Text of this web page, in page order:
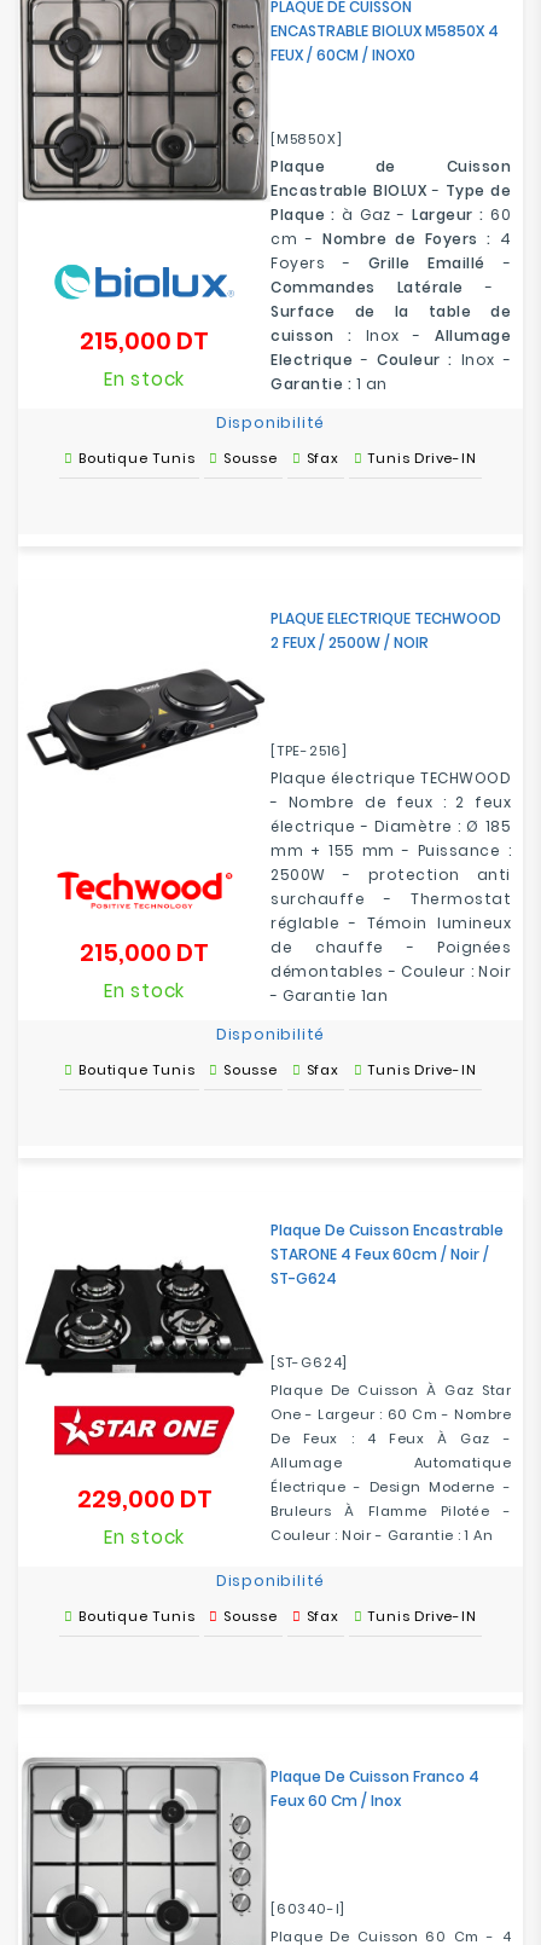
PLAQUE DE CUISSON
ENCASTRABLE BIOLUX M5850X 4
FEUX / 60CM / INOX0
[M5850X]
Plaque de Cuisson
Encastrable BIOLUX - Type de
Plaque : à Gaz -Largeur : 60
cm - Nombre de Foyers : 4
Foyers - Grille Emaillé
-
Commandes Latérale -
Surface de la table de
cuisson : Inox - Allumage
Electrique - Couleur : Inox -
Garantie : 1 an
215,000 DT
En stock
Disponibilité
Boutique Tunis Sousse Sfax Tunis Drive-IN
PLAQUE ELECTRIQUE TECHWOOD
2 FEUX / 2500W / NOIR
[TPE-2516]
Plaque électrique TECHWOOD
- Nombre de feux : 2 feux
électrique - Diamètre : Ø 185
mm + 155 mm - Puissance :
2500W - protection anti
surchauffe - Thermostat
réglable - Témoin lumineux
de chauffe - Poignées
démontables - Couleur : Noir
- Garantie 1an
215,000 DT
En stock
Disponibilité
Boutique Tunis Sousse Sfax Tunis Drive-IN
Plaque De Cuisson Encastrable
STARONE 4 Feux 60cm / Noir /
ST-G624
[ST-G624]
Plaque De Cuisson À Gaz Star
One - Largeur : 60 Cm - Nombre
De Feux : 4 Feux À Gaz -
Allumage Automatique
Électrique - Design Moderne -
Bruleurs À Flamme Pilotée -
Couleur : Noir - Garantie : 1 An
229,000 DTPrix
En stock
Disponibilité
Boutique Tunis Sousse Sfax Tunis Drive-IN
Plaque De Cuisson Franco 4
Feux 60 Cm / Inox
[60340-I]
Plaque De Cuisson 60 Cm - 4